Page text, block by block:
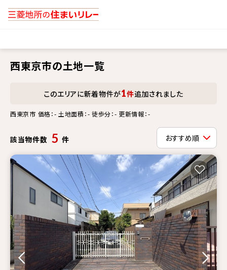
西東京市の土地一覧
このエリアに新着物件が1件追加されました
西東京市 価格：- 土地面積：- 徒歩分：- 更新情報：-
該当物件数 5 件